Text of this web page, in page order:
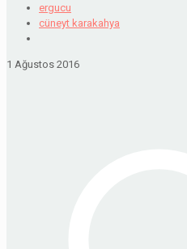
ergucu
cüneyt karakahya
1 Ağustos 2016